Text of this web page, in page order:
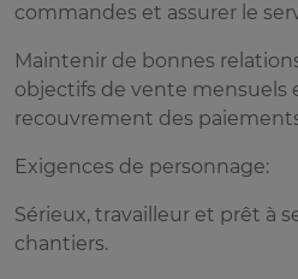
commandes et assurer le
Maintenir de bonnes
objectifs de vente mensuels
recouvrement des
Exigences de personnage:
Sérieux, travailleur et prêt à
chantiers.